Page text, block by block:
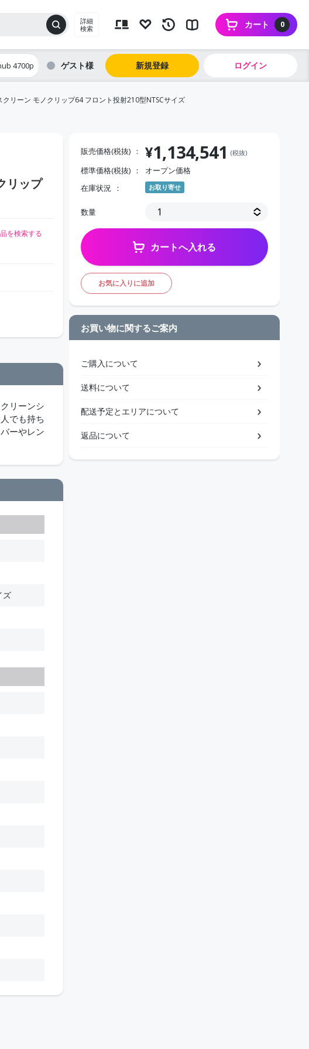
詳細
検索
0
カート
4700p ゲスト 新規登録 ログイン
リーン モノクリップ64 フロント投射210型NTSCサイズ
リップ
を検索する
リーンシ
でも持ち
ーやレン
ズ
販売価格(税抜) ¥1,134,541 (税抜)
標準価格(税抜)
オープン価格
在庫状況
お取り寄せ
数量
カートへ入れる
お気に入りに追加
お買い物に関するご案内
ご購入について
送料について
配送予定とエリアについて
返品について